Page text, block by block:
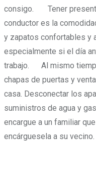
consigo. Tener
conductor es la
y zapatos confortables y
especialmente si el día
trabajo. Al mismo
chapas de puertas y
casa. Desconectar los
suministros de agua y
encargue a un familiar
encárguesela a su vecino.